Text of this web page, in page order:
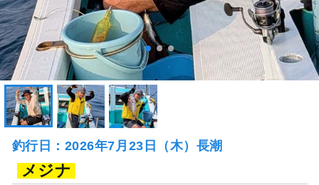
釣行日：2026年7月23日（木）長潮
メジナ